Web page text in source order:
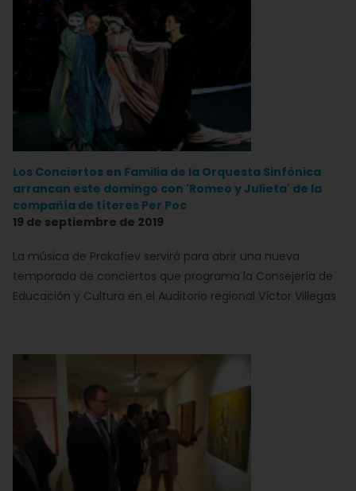
Los Conciertos en Familia de la Orquesta Sinfónica
arrancan este domingo con 'Romeo y Julieta' de la
compañía de títeres Per Poc
19 de septiembre de 2019
La música de Prokofiev servirá para abrir una nueva
temporada de conciertos que programa la Consejería de
Educación y Cultura en el Auditorio regional Víctor Villegas